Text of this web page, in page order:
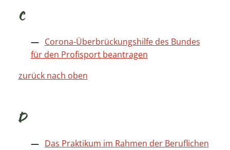
C
Corona-Überbrückungshilfe des Bundes
für den Profisport beantragen
zurück nach oben
D
Das Praktikum im Rahmen der Beruflichen